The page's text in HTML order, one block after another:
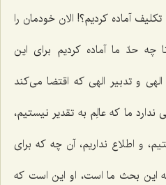
آماده کردیم؟! الان خودمان را
چه حدّ ما آماده کردیم برای این
و تدبیر الهی که اقتضا می‌کند
ندارد ما که عالِم به تقدیر نیستیم،
و اطلاع نداریم، آن چه که برای
این بحث ما است، او این است که